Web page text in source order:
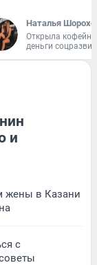
Наталья
Открыла
деньги
и
жены в Казани
с